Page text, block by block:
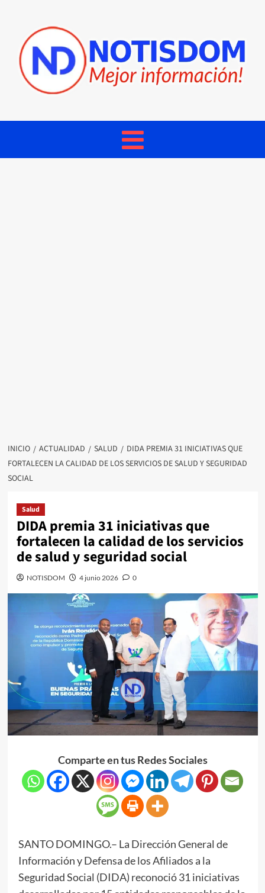
INICIO ACTUALIDAD SALUD
DIDA PREMIA 31 INICIATIVAS QUE
FORTALECEN LA CALIDAD DE LOS SERVICIOS DE SALUD Y SEGURIDAD
SOCIAL
Salud
DIDA premia 31 iniciativas que
fortalecen la calidad de los servicios
de salud y seguridad social
NOTISDOM 4 junio 2026 0
Comparte en tus Redes Sociales
SANTO DOMINGO.– La Dirección General de
Información y Defensa de los Afiliados a la
Seguridad Social (DIDA) reconoció 31 iniciativas